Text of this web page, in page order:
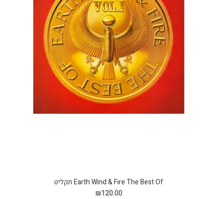
Earth Wind & Fire The Best Of תקליט
₪120.00